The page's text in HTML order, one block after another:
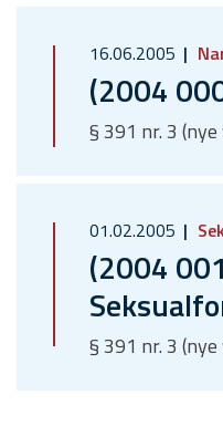
16.06.2005
(2004
§ 391 nr. 3
01.02.2005
(2004
§ 391 nr. 3